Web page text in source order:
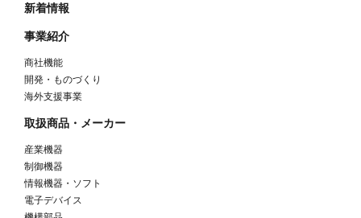
新着情報
事業紹介
商社機能
開発・ものづくり
海外支援事業
取扱商品・メーカー
産業機器
制御機器
情報機器・ソフト
電子デバイス